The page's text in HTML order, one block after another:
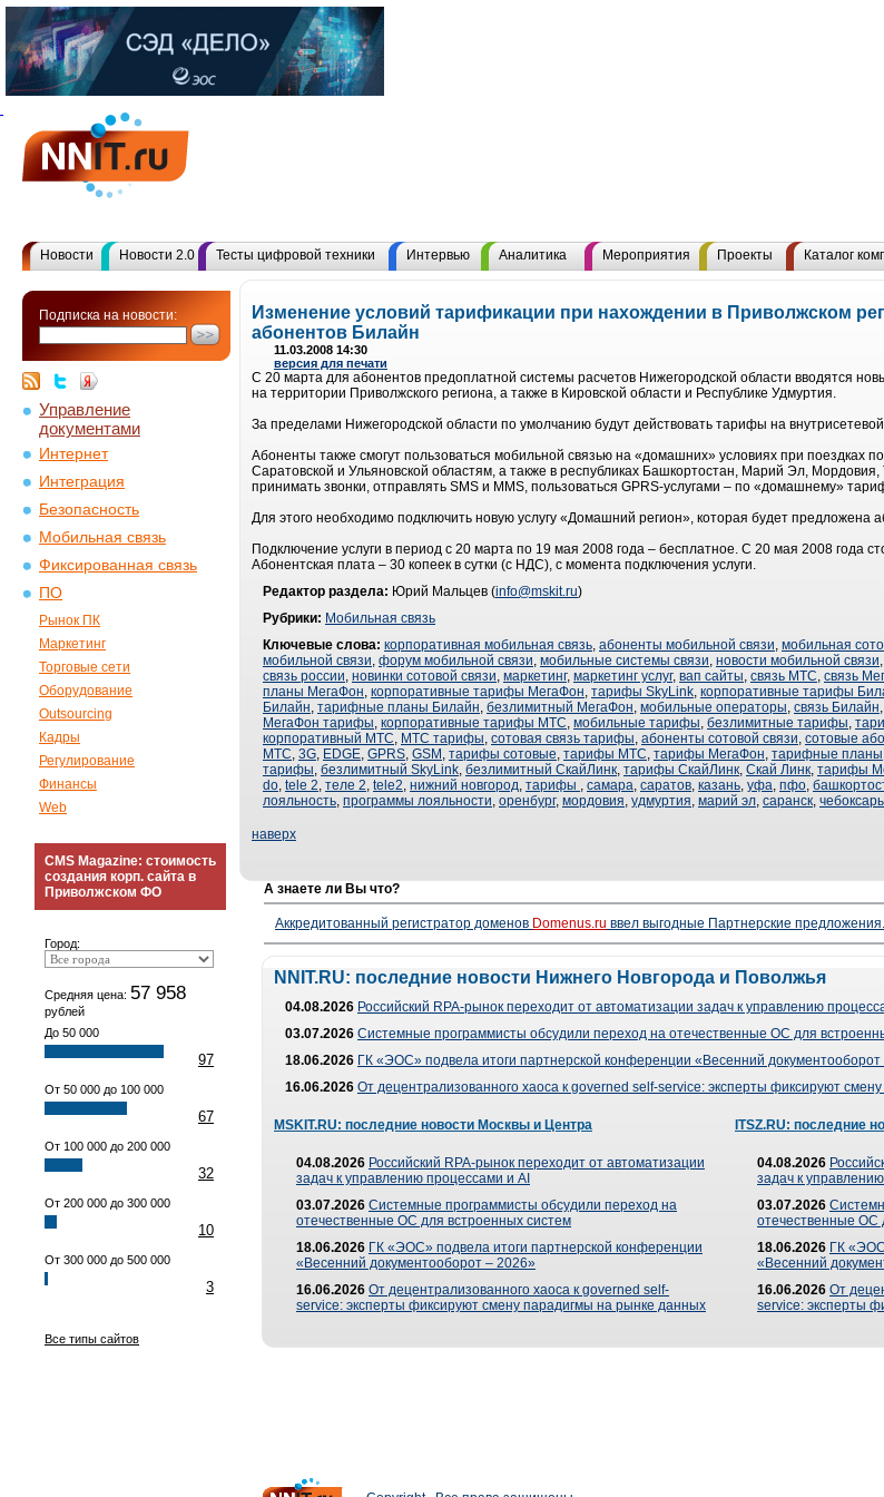
Новости Новости 2.0 Тесты цифровой техники Интервью Аналитика Мероприятия Проекты Каталог
Подписка на новости:
Управление
документами
Интернет
Интеграция
Безопасность
Мобильная связь
Фиксированная связь
ПО
Рынок ПК
Маркетинг
Торговые сети
Оборудование
Outsourcing
Кадры
Регулирование
Финансы
Web
CMS Magazine: стоимость
создания корп. сайта в
Приволжском ФО
Город:
Средняя цена: 57 958
рублей
До 50 000
97
От 50 000 до 100 000
67
От 100 000 до 200 000
32
От 200 000 до 300 000
10
От 300 000 до 500 000
3
Все типы сайтов
Изменение условий тарификации при нахождении в Приволжском
абонентов Билайн
11.03.2008 14:30
версия для печати
С 20 марта для абонентов предоплатной системы расчетов Нижегородской области вводятся
на территории Приволжского региона, а также в Кировской области и Республике Удмуртия.
За пределами Нижегородской области по умолчанию будут действовать тарифы на
Абоненты также смогут пользоваться мобильной связью на «домашних» условиях при поездках
Саратовской и Ульяновской областям, а также в республиках Башкортостан, Марий Эл,
принимать звонки, отправлять SMS и MMS, пользоваться GPRS-услугами – по «домашнему»
Для этого необходимо подключить новую услугу «Домашний регион», которая будет предложена
Подключение услуги в период с 20 марта по 19 мая 2008 года – бесплатное. С 20 мая 2008 года
Абонентская плата – 30 копеек в сутки (с НДС), с момента подключения услуги.
Редактор раздела: Юрий Мальцев (info@mskit.ru)
Рубрики: Мобильная связь
Ключевые слова: корпоративная мобильная связь, абоненты мобильной связи, мобильная
мобильной связи, форум мобильной связи, мобильные системы связи, новости мобильной связи,
связь россии, новинки сотовой связи, маркетинг, маркетинг услуг, вап сайты, связь МТС, связь
планы МегаФон, корпоративные тарифы МегаФон, тарифы SkyLink, корпоративные тарифы
Билайн, тарифные планы Билайн, безлимитный МегаФон, мобильные операторы, связь Билайн,
МегаФон тарифы, корпоративные тарифы МТС, мобильные тарифы, безлимитные тарифы,
корпоративный МТС, МТС тарифы, сотовая связь тарифы, абоненты сотовой связи, сотовые
МТС, 3G, EDGE, GPRS, GSM , тарифы сотовые, тарифы МТС, тарифы МегаФон, тарифные планы
тарифы, безлимитный SkyLink, безлимитный СкайЛинк, тарифы СкайЛинк, Скай Линк, тарифы
do, tele 2, теле 2, tele2, нижний новгород, тарифы , самара, саратов, казань, уфа, пфо,
лояльность, программы лояльности, оренбург, мордовия, удмуртия, марий эл, саранск,
наверх
А знаете ли Вы что?
Аккредитованный регистратор доменов Domenus.ru ввел выгодные Партнерские предложения.
NNIT.RU: последние новости Нижнего Новгорода и Поволжья
04.08.2026 Российский RPA-рынок переходит от автоматизации задач к управлению
03.07.2026 Системные программисты обсудили переход на отечественные ОС для
18.06.2026 ГК «ЭОС» подвела итоги партнерской конференции «Весенний
16.06.2026 От децентрализованного хаоса к governed self-service: эксперты фиксируют
MSKIT.RU: последние новости Москвы и Центра
04.08.2026 Российский RPA-рынок переходит от автоматизации
задач к управлению процессами и AI
03.07.2026 Системные программисты обсудили переход на
отечественные ОС для встроенных систем
18.06.2026 ГК «ЭОС» подвела итоги партнерской конференции
«Весенний документооборот – 2026»
16.06.2026 От децентрализованного хаоса к governed self-
service: эксперты фиксируют смену парадигмы на рынке данных
ITSZ.RU: последние
04.08.2026
задач к
03.07.2026
отечественные ОС
18.06.2026 ГК
«Весенний
16.06.2026 От
service: эксперты